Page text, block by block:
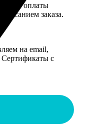
После оплаты
заказа.
на email,
Сертификаты с